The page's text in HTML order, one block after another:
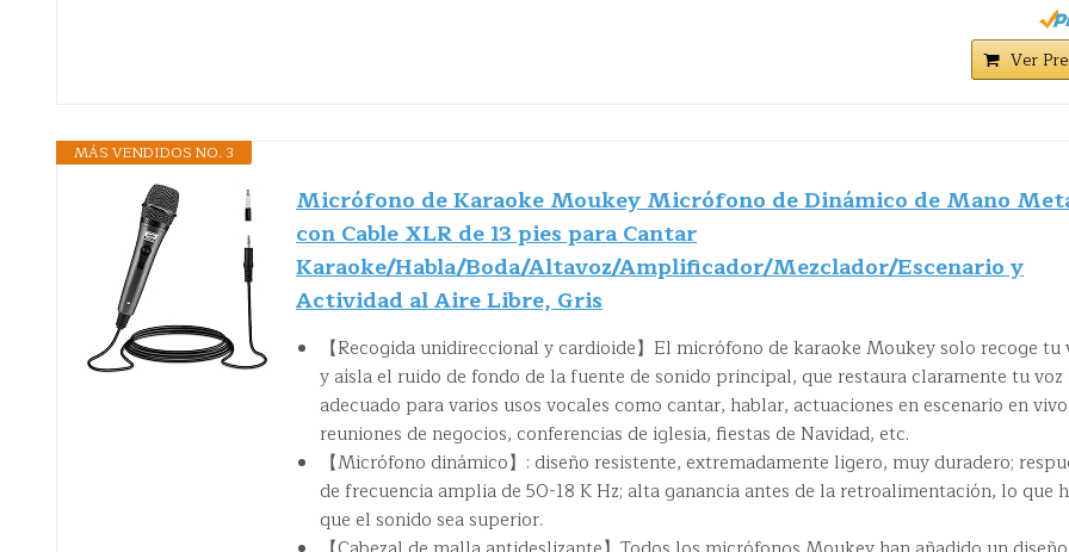
Ver
MÁS VENDIDOS NO. 3
Micrófono de Karaoke Moukey Micrófono de Dinámico de Mano
con Cable XLR de 13 pies para Cantar
Karaoke/Habla/Boda/Altavoz/Amplificador/Mezclador/Escenario y
Actividad al Aire Libre, Gris
【Recogida unidireccional y cardioide】El micrófono de karaoke Moukey solo recoge tu
y aísla el ruido de fondo de la fuente de sonido principal, que restaura claramente tu voz
adecuado para varios usos vocales como cantar, hablar, actuaciones en escenario en
reuniones de negocios, conferencias de iglesia, fiestas de Navidad, etc.
【Micrófono dinámico】: diseño resistente, extremadamente ligero, muy duradero;
de frecuencia amplia de 50-18 K Hz; alta ganancia antes de la retroalimentación, lo que
que el sonido sea superior.